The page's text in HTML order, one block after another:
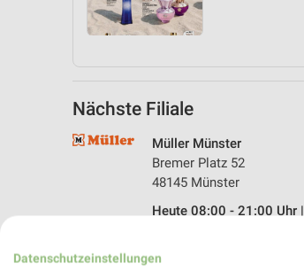
Nächste Filiale
Müller Münster
Bremer Platz 52
48145 Münster
Heute 08:00 - 21:00 Uhr |
Datenschutzeinstellungen